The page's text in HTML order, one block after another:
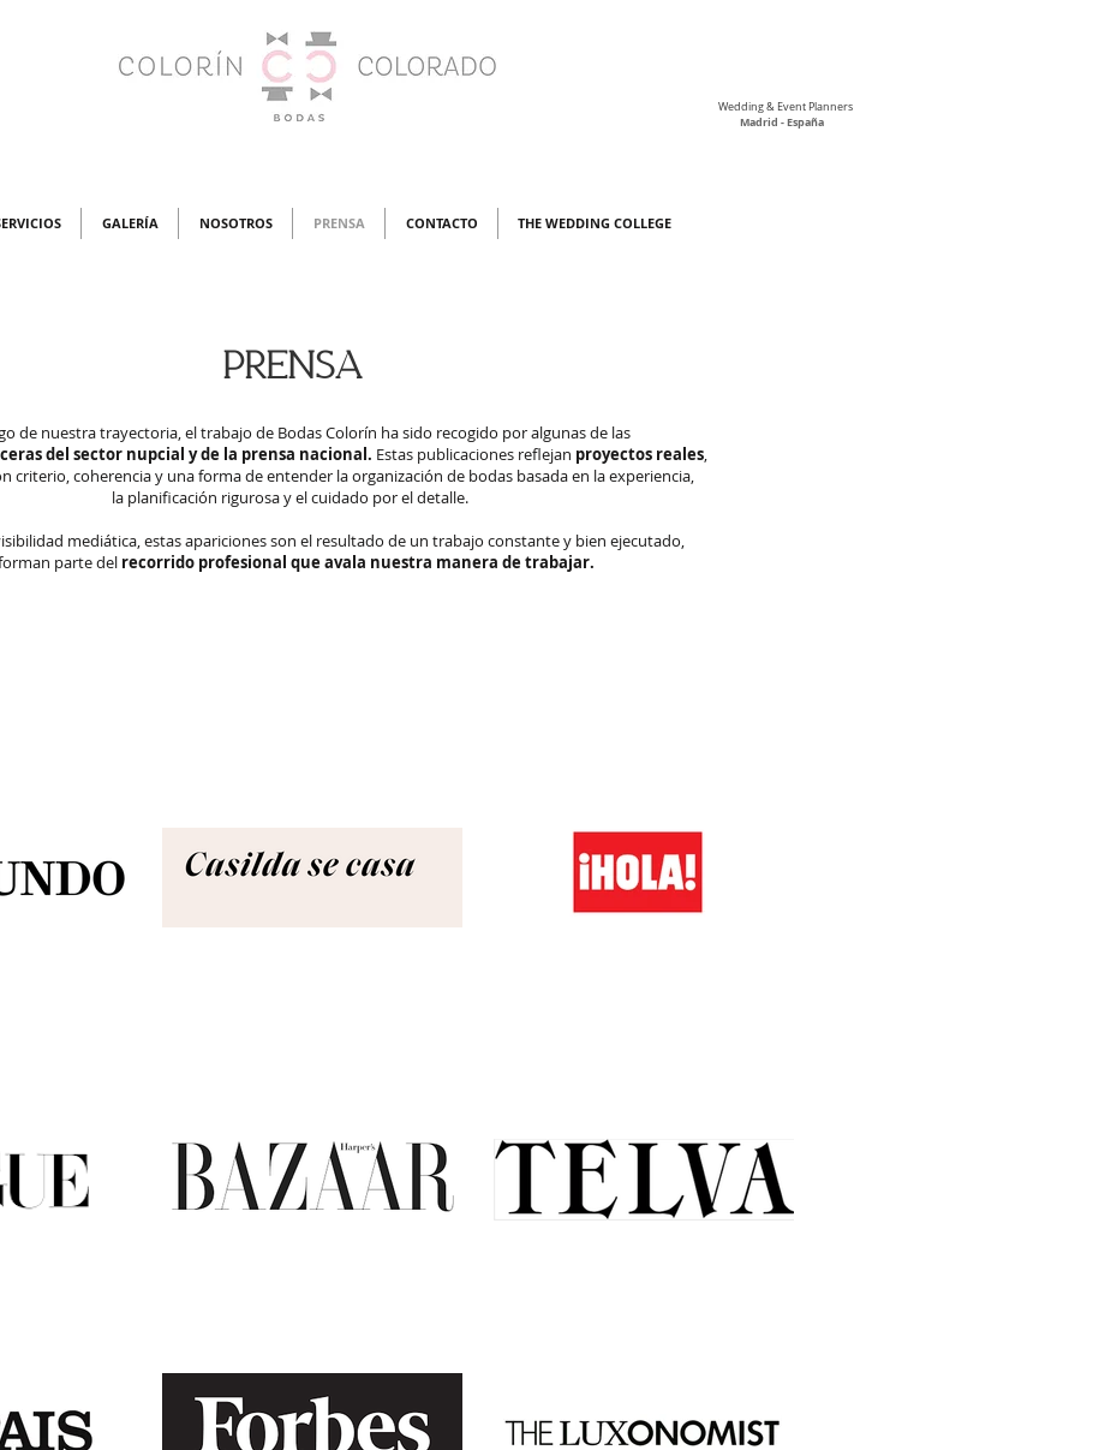
Wedding & Event Planners
Madrid - España
GALERÍA NOSOTROS PRENSA CONTACTO THE WEDDING COLLEGE
de nuestra trayectoria, el trabajo de Bodas Colorín ha sido recogido por algunas de las
del sector nupcial y de la prensa nacional. Estas publicaciones reflejan proyectos reales,
criterio, coherencia y una forma de entender la organización de bodas basada en la experiencia,
la planificación rigurosa y el cuidado por el detalle.
mediática, estas apariciones son el resultado de un trabajo constante y bien ejecutado,
parte del recorrido profesional que avala nuestra manera de trabajar.
Prensa